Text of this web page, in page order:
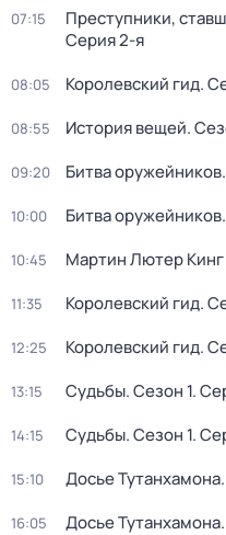
07:15 Преступники,
Серия 2-я
08:05 Королевский гид.
08:55 История вещей.
09:20 Битва оружейников
10:00 Битва оружейников
10:45 Мартин Лютер
11:35 Королевский гид.
12:25 Королевский гид.
13:15 Судьбы. Сезон 1.
14:15 Судьбы. Сезон 1.
15:10 Досье Тутанхамона
16:05 Досье Тутанхамона